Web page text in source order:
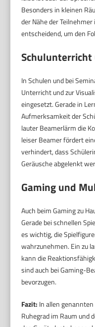
Besonders in kleinen
der Nähe der
entscheidend, um den
Schulunterricht
In Schulen und bei
Unterricht und zur
eingesetzt. Gerade in
Aufmerksamkeit der
lauter Beamerlärm die
leiser Beamer fördert
verhindert, dass
Geräusche abgelenkt
Gaming und
Auch beim Gaming zu
Gerade bei schnellen
es wichtig, die
wahrzunehmen. Ein zu
kann die
sind auch bei Gaming-
bevorzugen.
Fazit: In allen
Ruhegrad im Raum und